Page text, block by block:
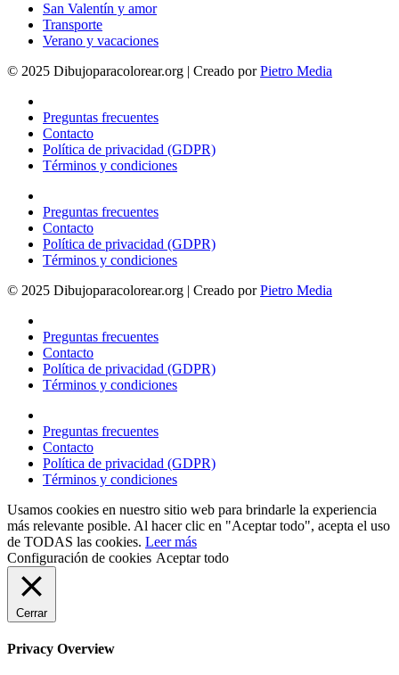
San Valentín y amor
Transporte
Verano y vacaciones
© 2025 Dibujoparacolorear.org | Creado porPietro Media
Preguntas frecuentes
Contacto
Política de privacidad (GDPR)
Términos y condiciones
Preguntas frecuentes
Contacto
Política de privacidad (GDPR)
Términos y condiciones
© 2025 Dibujoparacolorear.org | Creado porPietro Media
Preguntas frecuentes
Contacto
Política de privacidad (GDPR)
Términos y condiciones
Preguntas frecuentes
Contacto
Política de privacidad (GDPR)
Términos y condiciones
Usamos cookies en nuestro sitio web para brindarle la experiencia
más relevante posible. Al hacer clic en "Aceptar todo", acepta el uso
de TODAS las cookies. Leer más
Configuración de cookies Aceptar todo
Cerrar
Privacy Overview